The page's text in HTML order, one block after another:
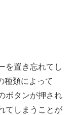
を置き忘れてし
種類によって
ボタンが押され
てしまうことが